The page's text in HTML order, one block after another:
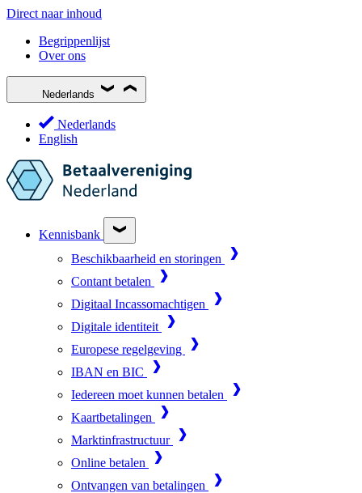
Direct naar inhoud
Begrippenlijst
Over ons
Nederlands
Nederlands
English
Kennisbank
Beschikbaarheid en storingen
Contant betalen
Digitaal Incassomachtigen
Digitale identiteit
Europese regelgeving
IBAN en BIC
Iedereen moet kunnen betalen
Kaartbetalingen
Marktinfrastructuur
Online betalen
Ontvangen van betalingen